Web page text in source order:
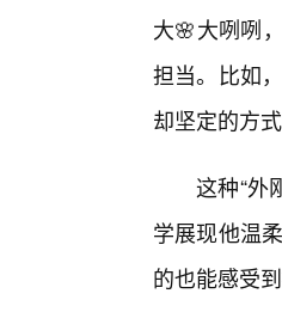
大🌸大咧咧
担当。比如
却坚定的方
这种“外
学展现他温
的也能感受